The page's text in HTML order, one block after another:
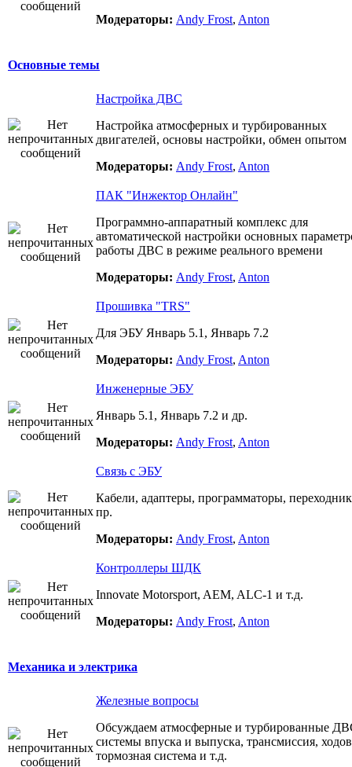
Модераторы: Andy Frost, Anton
Основные темы
Настройка ДВС
Настройка атмосферных и турбированных
двигателей, основы настройки, обмен опытом
Модераторы: Andy Frost, Anton
ПАК "Инжектор Онлайн"
Программно-аппаратный комплекс для
автоматической настройки основных
работы ДВС в режиме реального времени
Модераторы: Andy Frost, Anton
Прошивка "TRS"
Для ЭБУ Январь 5.1, Январь 7.2
Модераторы: Andy Frost, Anton
Инженерные ЭБУ
Январь 5.1, Январь 7.2 и др.
Модераторы: Andy Frost, Anton
Связь с ЭБУ
Кабели, адаптеры, программаторы,
пр.
Модераторы: Andy Frost, Anton
Контроллеры ШДК
Innovate Motorsport, AEM, ALC-1 и т.д.
Модераторы: Andy Frost, Anton
Механика и электрика
Железные вопросы
Обсуждаем атмосферные и турбированные
системы впуска и выпуска, трансмиссия,
тормозная система и т.д.